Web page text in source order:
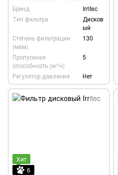
Бренд
Irritec
Тип фильтра
Дисков
ый
Степень фильтрации
(мкм)
130
Пропускная
способность (м³/ч)
5
Регулятор давления Нет
Хит
6